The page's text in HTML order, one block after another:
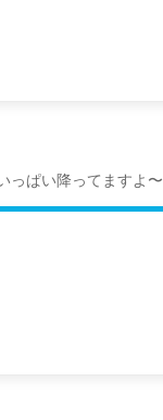
ぱい降ってますよ〜